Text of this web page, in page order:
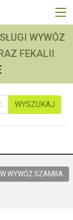
WYWÓZ
FEKALII
WYSZUKAJ
WYWÓZ SZAMBA